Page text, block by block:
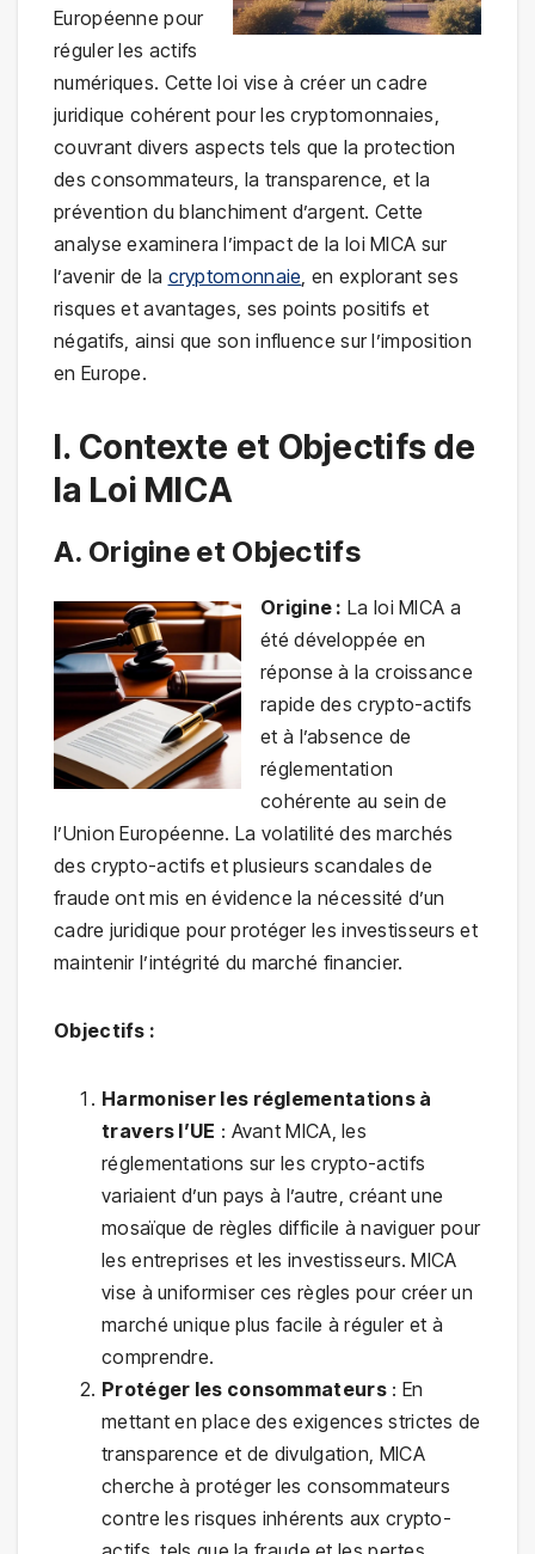
Européenne pour
réguler les actifs
numériques. Cette loi vise à créer un cadre
juridique cohérent pour les cryptomonnaies,
couvrant divers aspects tels que la protection
des consommateurs, la transparence, et la
prévention du blanchiment d’argent. Cette
analyse examinera l’impact de la loi MICA sur
l’avenir de la cryptomonnaie , en explorant ses
risques et avantages, ses points positifs et
négatifs, ainsi que son influence sur l’imposition
en Europe.
I. Contexte et Objectifs de
la Loi MICA
A. Origine et Objectifs
Origine : La loi MICA a
été développée en
réponse à la croissance
rapide des crypto-actifs
et à l’absence de
réglementation
cohérente au sein de
l’Union Européenne. La volatilité des marchés
des crypto-actifs et plusieurs scandales de
fraude ont mis en évidence la nécessité d’un
cadre juridique pour protéger les investisseurs et
maintenir l’intégrité du marché financier.
Objectifs :
Harmoniser les réglementations à
travers l’UE : Avant MICA, les
réglementations sur les crypto-actifs
variaient d’un pays à l’autre, créant une
mosaïque de règles difficile à naviguer pour
les entreprises et les investisseurs. MICA
vise à uniformiser ces règles pour créer un
marché unique plus facile à réguler et à
comprendre.
Protéger les consommateurs: En
mettant en place des exigences strictes de
transparence et de divulgation, MICA
cherche à protéger les consommateurs
contre les risques inhérents aux crypto-